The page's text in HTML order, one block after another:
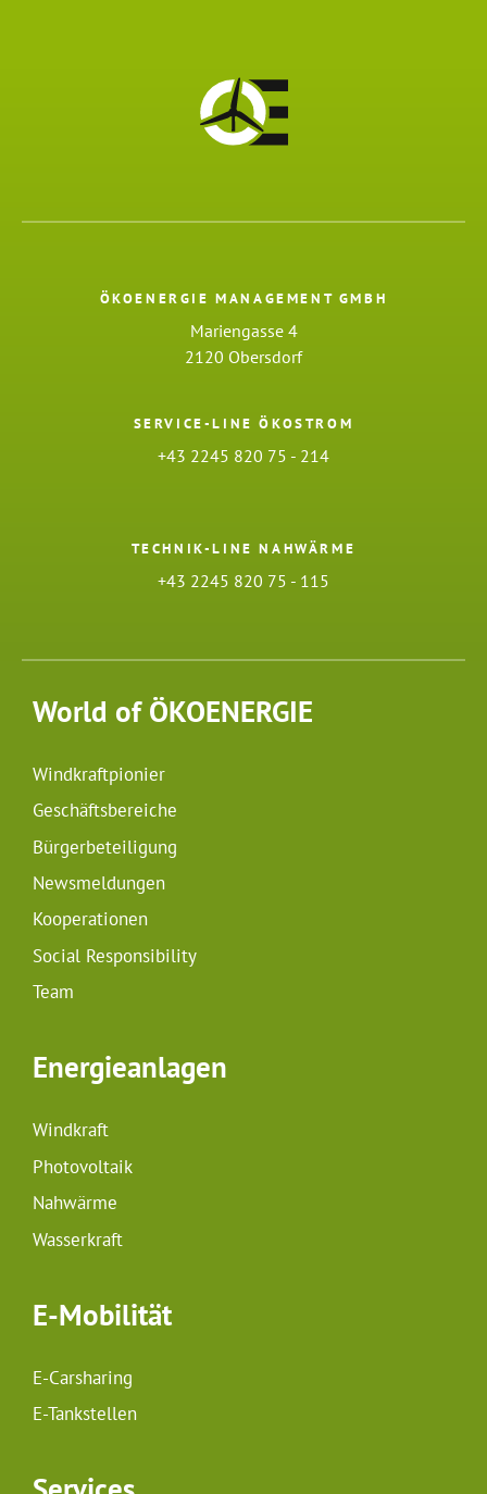
ÖKOENERGIE MANAGEMENT GMBH
Mariengasse 4
2120 Obersdorf
SERVICE-LINE ÖKOSTROM
+43 2245 820 75 - 214
TECHNIK-LINE NAHWÄRME
+43 2245 820 75 - 115
World of ÖKOENERGIE
Windkraftpionier
Geschäftsbereiche
Bürgerbeteiligung
Newsmeldungen
Kooperationen
Social Responsibility
Team
Energieanlagen
Windkraft
Photovoltaik
Nahwärme
Wasserkraft
E-Mobilität
E-Carsharing
E-Tankstellen